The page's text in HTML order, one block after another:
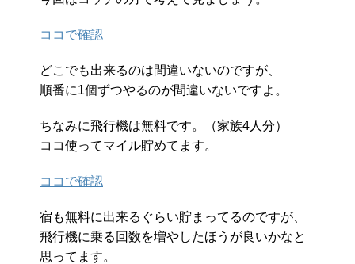
ココで確認
どこでも出来るのは間違いないのですが、
順番に1個ずつやるのが間違いないですよ。
ちなみに飛行機は無料です。（家族4人分）
ココ使ってマイル貯めてます。
ココで確認
宿も無料に出来るぐらい貯まってるのですが、
飛行機に乗る回数を増やしたほうが良いかなと
思ってます。